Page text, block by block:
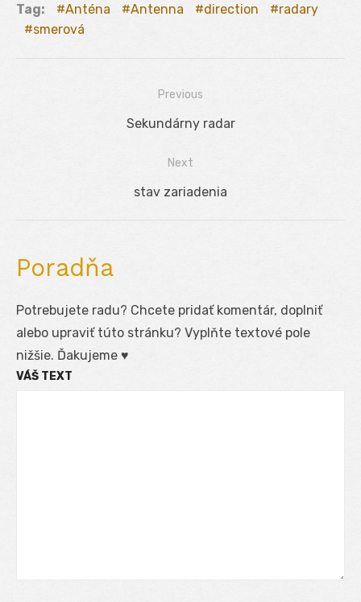
Tag: Anténa Antenna direction
radary
smerová
Previous
Previous
Sekundárny radar
Next
Next
stav zariadenia
Poradňa
Potrebujete radu? Chcete pridať komentár, doplniť
alebo upraviť túto stránku? Vyplňte textové pole
nižšie. Ďakujeme ♥
VÁŠ TEXT